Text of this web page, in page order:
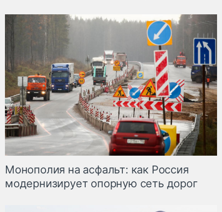
Монополия на асфальт: как Россия
модернизирует опорную сеть дорог